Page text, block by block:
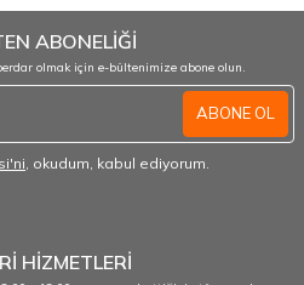
ABONELİĞİ
olmak için e-bültenimize abone olun.
ABONE OL
, okudum, kabul ediyorum.
HİZMETLERİ